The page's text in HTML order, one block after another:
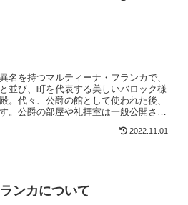
名を持つマルティーナ・フランカで、
並び、町を代表する美しいバロック様
。代々、公爵の館として使われた後、
。公爵の部屋や礼拝室は一般公開され
2022.11.01
ンカについて